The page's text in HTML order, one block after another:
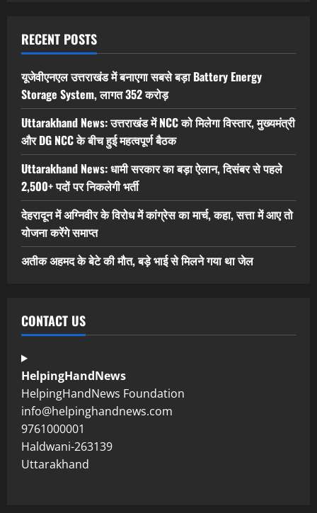
RECENT POSTS
यूजेवीएनएल उत्तराखंड में बनाएगा सबसे बड़ा Battery Energy
Storage System, लागत 352 करोड़
Uttarakhand News: उत्तराखंड में NCC को मिलेगा विस्तार, मुख्यमंत्री
और DG NCC के बीच हुई महत्वपूर्ण बैठक
Uttarakhand News: धामी सरकार का बड़ा ऐलान, दिसंबर से पहले
2,500+ पदों पर निकलेगी भर्ती
देहरादून में अग्निवीर के विरोध में कांग्रेस का मार्च, कहा, सत्ता में आए तो
योजना करेंगे समाप्त
अतीक अहमद के बेटे की मौत, बड़े भाई से मिलने गया था जेल
CONTACT US
HelpingHandNews
HelpingHandNews Foundation
info@helpinghandnews.com
9761000001
Haldwani-263139
Uttarakhand